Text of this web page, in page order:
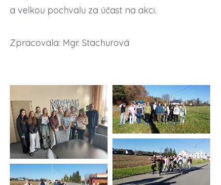
a velkou pochvalu za účast na akci.
Zpracovala: Mgr. Stachurová